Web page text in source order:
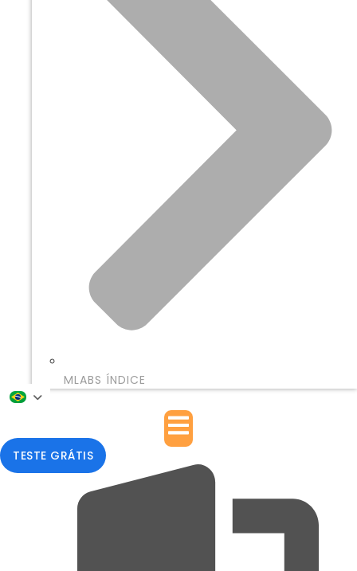
MLABS ÍNDICE
TESTE GRÁTIS